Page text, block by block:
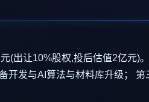
(出让10%股权,投后估值2亿元)
开发与AI算法与材料库升级；